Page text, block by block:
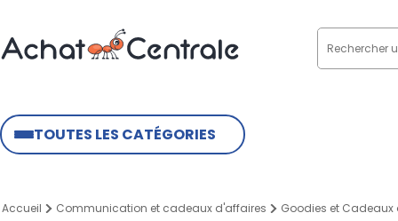
TOUTES LES CATÉGORIES
Accueil Communication et cadeaux d'affaires Goodies et Cadeaux